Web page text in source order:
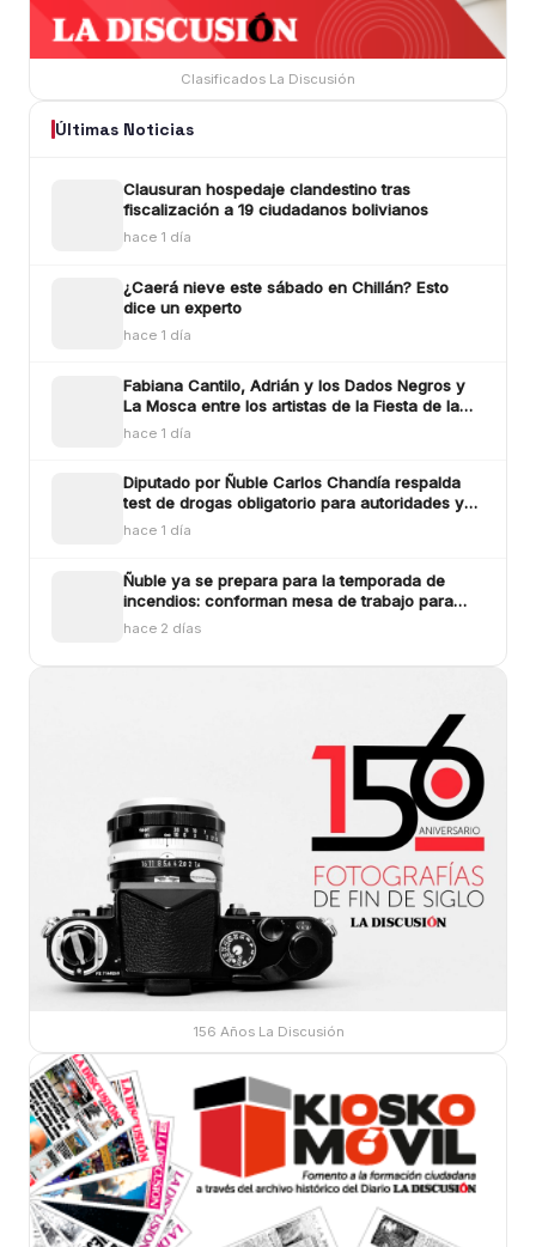
Clasificados La Discusión
Últimas Noticias
Clausuran hospedaje clandestino tras
fiscalización a 19 ciudadanos bolivianos
hace 1 día
¿Caerá nieve este sábado en Chillán? Esto
dice un experto
hace 1 día
Fabiana Cantilo, Adrián y los Dados Negros y
La Mosca entre los artistas de la Fiesta de la
Longaniza Chillán 2026
hace 1 día
Diputado por Ñuble Carlos Chandía respalda
test de drogas obligatorio para autoridades y
funcionarios públicos
hace 1 día
Ñuble ya se prepara para la temporada de
incendios: conforman mesa de trabajo para
enfrentar los siniestros
hace 2 días
156 Años La Discusión